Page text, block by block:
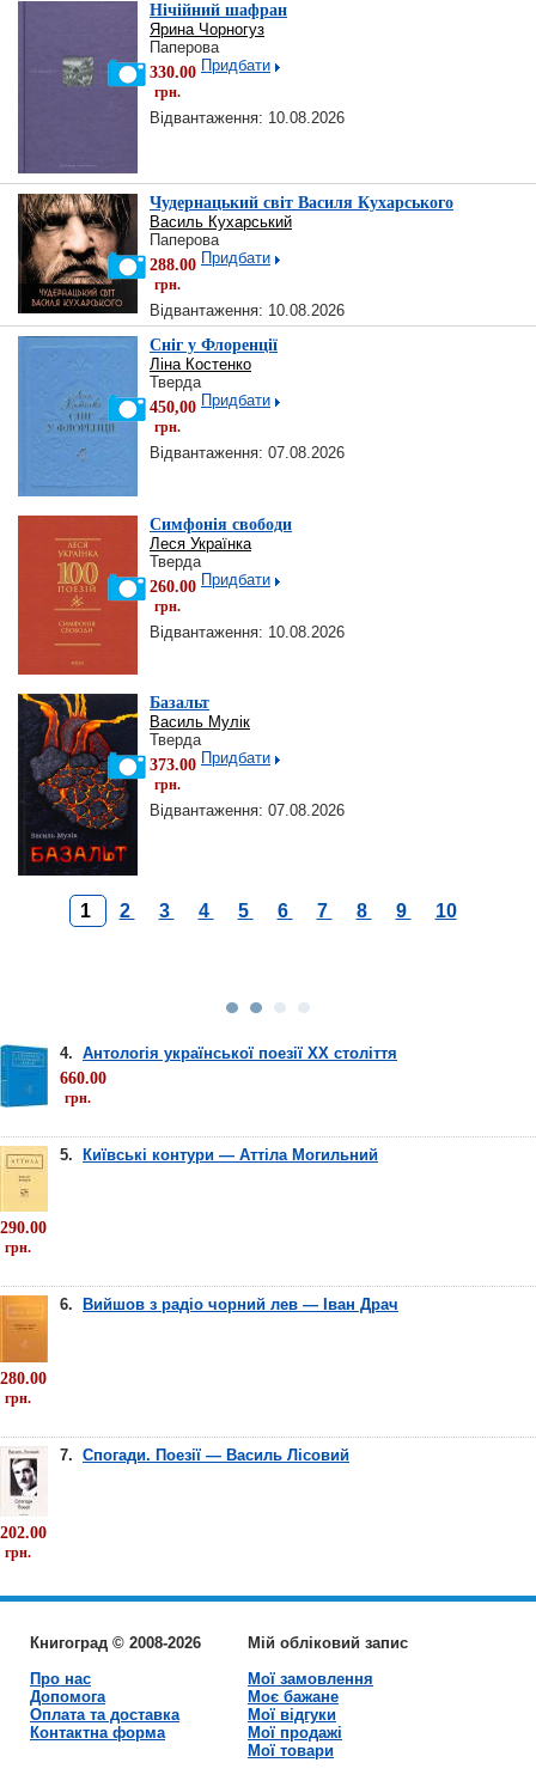
Нічійний шафран
Ярина Чорногуз
Паперова
330.00
грн.
Придбати
Відвантаження: 10.08.2026
Чудернацький світ Василя Кухарського
Василь Кухарський
Паперова
288.00
грн.
Придбати
Відвантаження: 10.08.2026
Сніг у Флоренції
Ліна Костенко
Тверда
450,00
грн.
Придбати
Відвантаження: 07.08.2026
Симфонія свободи
Леся Українка
Тверда
260.00
грн.
Придбати
Відвантаження: 10.08.2026
Базальт
Василь Мулік
Тверда
373.00
грн.
Придбати
Відвантаження: 07.08.2026
1 2 3 4 5 6 7 8 9 10
4. Антологія української поезії ХХ століття
660.00
грн.
5. Київські контури — Аттіла Могильний
290.00
грн.
6. Вийшов з радіо чорний лев — Іван Драч
280.00
грн.
7. Спогади. Поезії — Василь Лісовий
202.00
грн.
Книгоград © 2008-2026
Про нас
Допомога
Оплата та доставка
Контактна форма
Мій обліковий запис
Мої замовлення
Моє бажане
Мої відгуки
Мої продажі
Мої товари